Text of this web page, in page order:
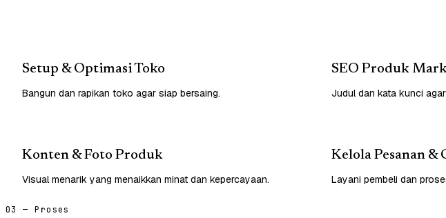
Setup & Optimasi Toko
Bangun dan rapikan toko agar siap bersaing.
SEO Produk
Judul dan kata kunci
Konten & Foto Produk
Visual menarik yang menaikkan minat dan kepercayaan.
Kelola Pesanan &
Layani pembeli dan
03 — Proses